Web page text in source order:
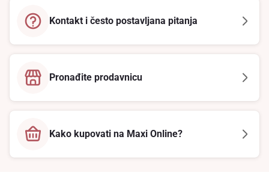
Kontakt i često postavljana pitanja
Pronađite prodavnicu
Kako kupovati na Maxi Online?